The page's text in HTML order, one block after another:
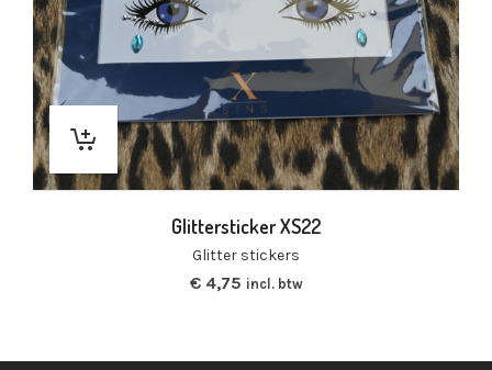
Glittersticker XS22
Glitter stickers
€4,75 incl. btw